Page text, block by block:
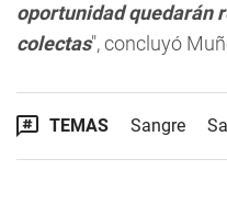
oportunidad quedarán
colectas", concluyó
TEMAS Sangre